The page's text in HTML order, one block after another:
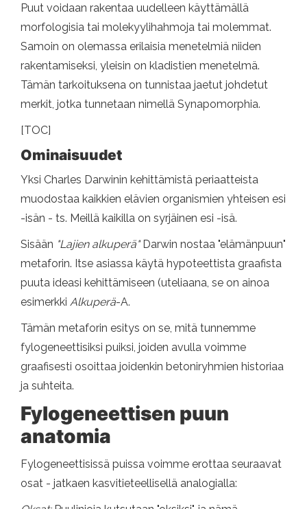
Puut voidaan rakentaa uudelleen käyttämällä
morfologisia tai molekyylihahmoja tai molemmat.
Samoin on olemassa erilaisia ​​menetelmiä niiden
rakentamiseksi, yleisin on kladistien menetelmä.
Tämän tarkoituksena on tunnistaa jaetut johdetut
merkit, jotka tunnetaan nimellä Synapomorphia.
[TOC]
Ominaisuudet
Yksi Charles Darwinin kehittämistä periaatteista
muodostaa kaikkien elävien organismien yhteisen esi
-isän - ts. Meillä kaikilla on syrjäinen esi -isä.
Sisään "Lajien alkuperä"Darwin nostaa "elämänpuun"
metaforin. Itse asiassa käytä hypoteettista graafista
puuta ideasi kehittämiseen (uteliaana, se on ainoa
esimerkki Alkuperä-A.
Tämän metaforin esitys on se, mitä tunnemme
fylogeneettisiksi puiksi, joiden avulla voimme
graafisesti osoittaa joidenkin betoniryhmien historiaa
ja suhteita.
Fylogeneettisen puun
anatomia
Fylogeneettisissä puissa voimme erottaa seuraavat
osat - jatkaen kasvitieteellisellä analogialla: